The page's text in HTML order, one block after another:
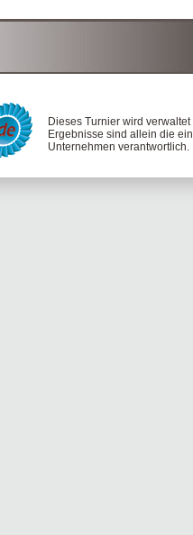
Dieses Turnier wird
Ergebnisse sind allein die
Unternehmen verantwortlich.